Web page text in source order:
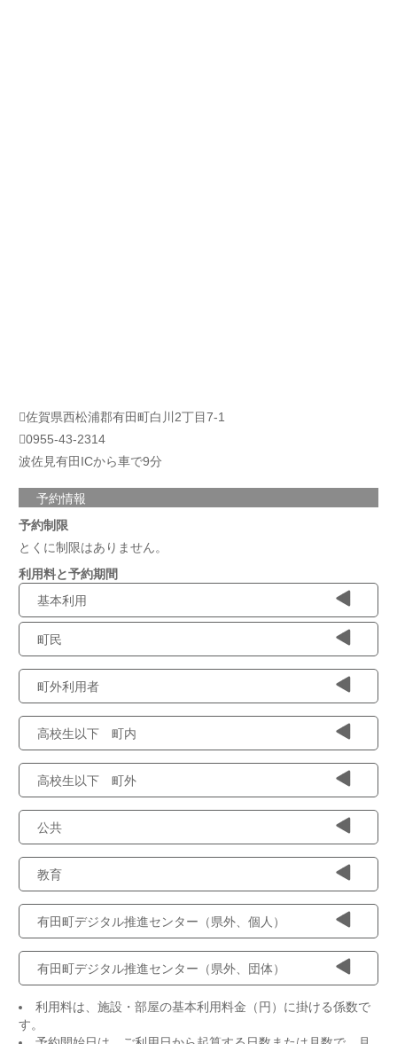
佐賀県西松浦郡有田町白川2丁目7-1
0955-43-2314
波佐見有田ICから車で9分
予約情報
予約制限
とくに制限はありません。
利用料と予約期間
基本利用
町民
町外利用者
高校生以下 町内
高校生以下 町外
公共
教育
有田町デジタル推進センター（県外、個人）
有田町デジタル推進センター（県外、団体）
利用料は、施設・部屋の基本利用料金（円）に掛ける係数で
す。